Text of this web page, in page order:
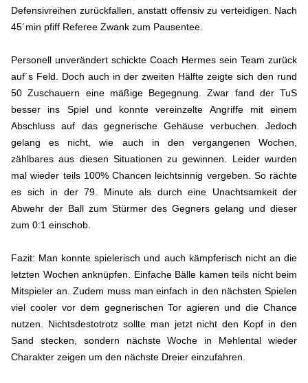
Defensivreihen zurückfallen, anstatt offensiv zu verteidigen. Nach
45´min pfiff Referee Zwank zum Pausentee.
Personell unverändert schickte Coach Hermes sein Team zurück
auf´s Feld. Doch auch in der zweiten Hälfte zeigte sich den rund
50 Zuschauern eine mäßige Begegnung. Zwar fand der TuS
besser ins Spiel und konnte vereinzelte Angriffe mit einem
Abschluss auf das gegnerische Gehäuse verbuchen. Jedoch
gelang es nicht, wie auch in den vergangenen Wochen,
zählbares aus diesen Situationen zu gewinnen. Leider wurden
mal wieder teils 100% Chancen leichtsinnig vergeben. So rächte
es sich in der 79. Minute als durch eine Unachtsamkeit der
Abwehr der Ball zum Stürmer des Gegners gelang und dieser
zum 0:1 einschob.
Fazit: Man konnte spielerisch und auch kämpferisch nicht an die
letzten Wochen anknüpfen. Einfache Bälle kamen teils nicht beim
Mitspieler an. Zudem muss man einfach in den nächsten Spielen
viel cooler vor dem gegnerischen Tor agieren und die Chance
nutzen. Nichtsdestotrotz sollte man jetzt nicht den Kopf in den
Sand stecken, sondern nächste Woche in Mehlental wieder
Charakter zeigen um den nächste Dreier einzufahren.